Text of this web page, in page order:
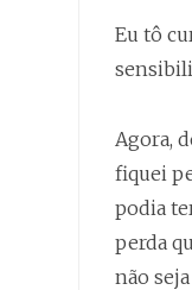
Eu tô
Agora,
fiquei
podia
perda
não